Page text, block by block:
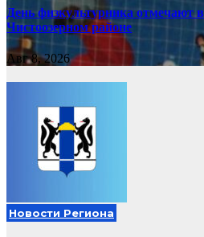
День физкультурника отмечают в
Чистоозерном районе
Авг 8, 2026
Новости Региона